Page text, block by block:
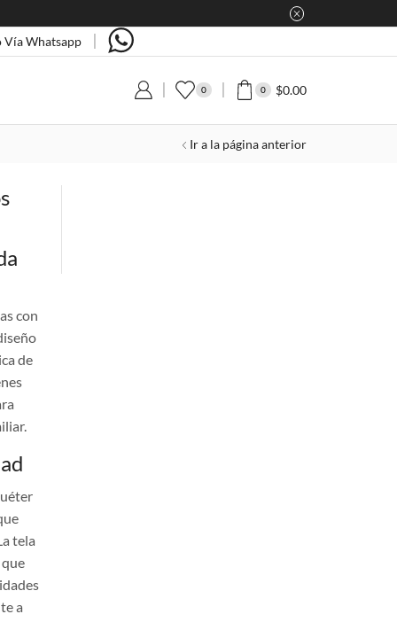
Vía Whatsapp
0 0 $0.00
Ir a la página anterior
con
de
tela
a